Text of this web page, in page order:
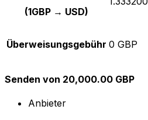
(1GBP → USD)
Überweisungsgebühr 0 GBP
Senden von 20,000.00 GBP
Anbieter